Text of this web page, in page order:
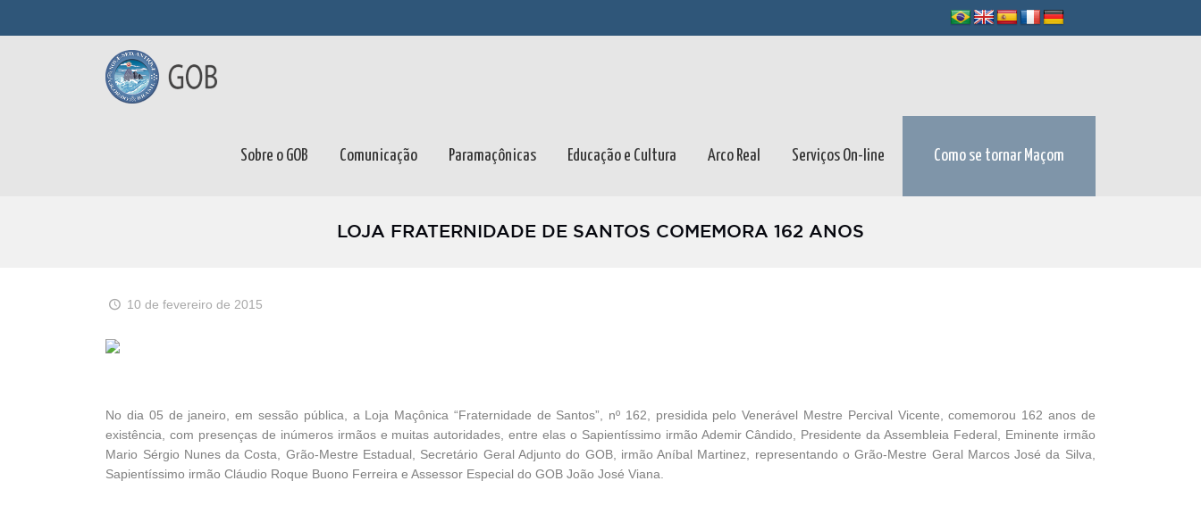
Sobre o GOB Comunicação Paramaçônicas Educação e Cultura Arco Real Serviços On-line Como se tornar Maçom
LOJA FRATERNIDADE DE SANTOS COMEMORA 162 ANOS
10 de fevereiro de 2015
No dia 05 de janeiro, em sessão pública, a Loja Maçônica “Fraternidade de Santos”, nº 162, presidida pelo Venerável Mestre Percival Vicente, comemorou 162 anos de
existência, com presenças de inúmeros irmãos e muitas autoridades, entre elas o Sapientíssimo irmão Ademir Cândido, Presidente da Assembleia Federal, Eminente irmão
Mario Sérgio Nunes da Costa, Grão-Mestre Estadual, Secretário Geral Adjunto do GOB, irmão Aníbal Martinez, representando o Grão-Mestre Geral Marcos José da Silva,
Sapientíssimo irmão Cláudio Roque Buono Ferreira e Assessor Especial do GOB João José Viana.